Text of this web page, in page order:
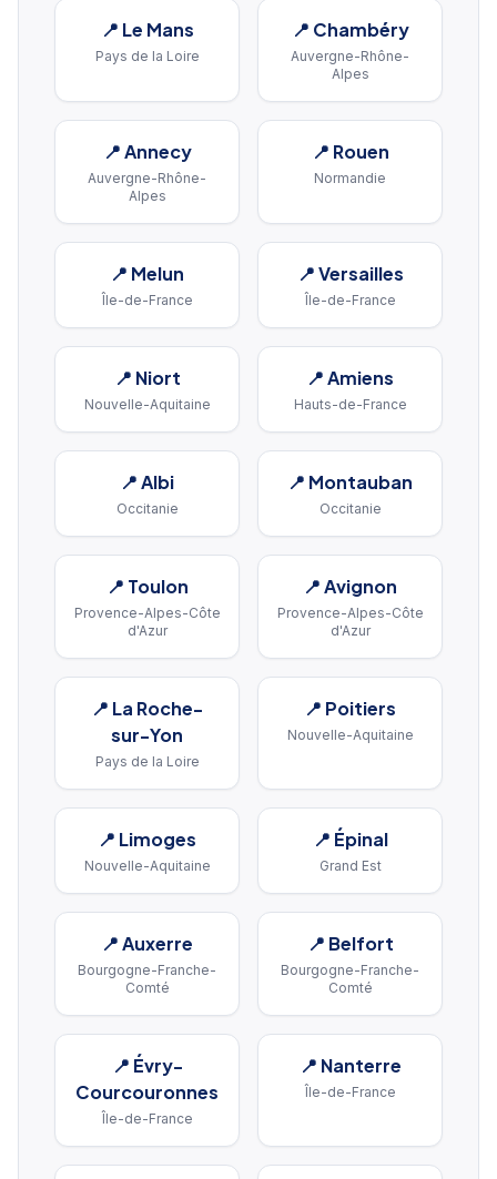
📍 Le Mans
Pays de la Loire
📍 Chambéry
Auvergne-Rhône-
Alpes
📍Annecy
Auvergne-Rhône-
Alpes
📍 Rouen
Normandie
📍 Melun
Île-de-France
📍Versailles
Île-de-France
📍 Niort
Nouvelle-Aquitaine
📍Amiens
Hauts-de-France
📍Albi
Occitanie
📍 Montauban
Occitanie
📍 Toulon
Provence-Alpes-Côte
d'Azur
📍Avignon
Provence-Alpes-Côte
d'Azur
📍 La Roche-
sur-Yon
Pays de la Loire
📍 Poitiers
Nouvelle-Aquitaine
📍 Limoges
Nouvelle-Aquitaine
📍 Épinal
Grand Est
📍Auxerre
Bourgogne-Franche-
Comté
📍 Belfort
Bourgogne-Franche-
Comté
📍 Évry-
Courcouronnes
Île-de-France
📍 Nanterre
Île-de-France